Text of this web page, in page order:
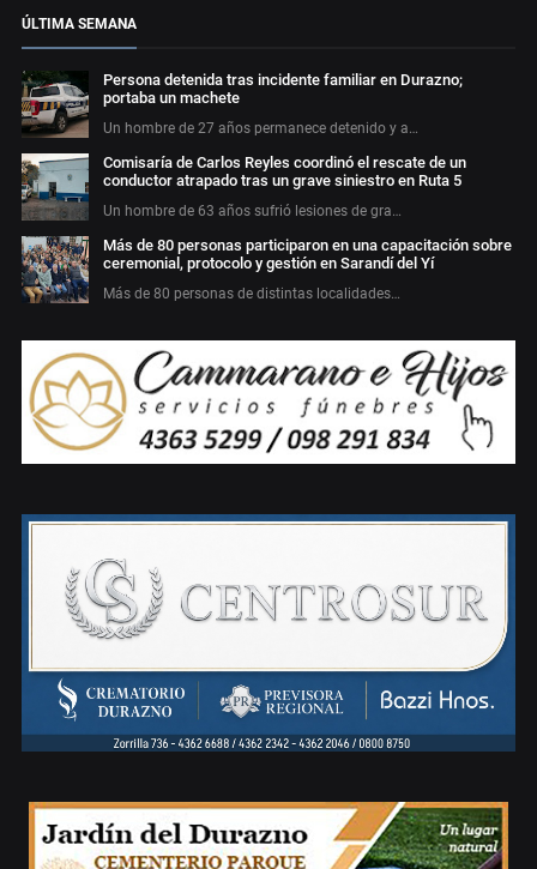
ÚLTIMA SEMANA
Persona detenida tras incidente familiar en Durazno;
portaba un machete
Un hombre de 27 años permanece detenido y a…
Comisaría de Carlos Reyles coordinó el rescate de un
conductor atrapado tras un grave siniestro en Ruta 5
Un hombre de 63 años sufrió lesiones de gra…
Más de 80 personas participaron en una capacitación sobre
ceremonial, protocolo y gestión en Sarandí del Yí
Más de 80 personas de distintas localidades…